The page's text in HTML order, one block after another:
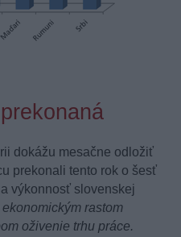
dokážu mesačne odložiť
prekonali tento rok o šesť
výkonnosť slovenskej
rastom
oživenie trhu práce.